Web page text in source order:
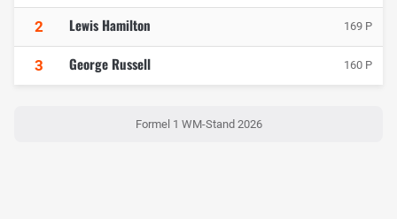
2 Lewis Hamilton 169 P
3 George Russell 160 P
Formel 1 WM-Stand 2026